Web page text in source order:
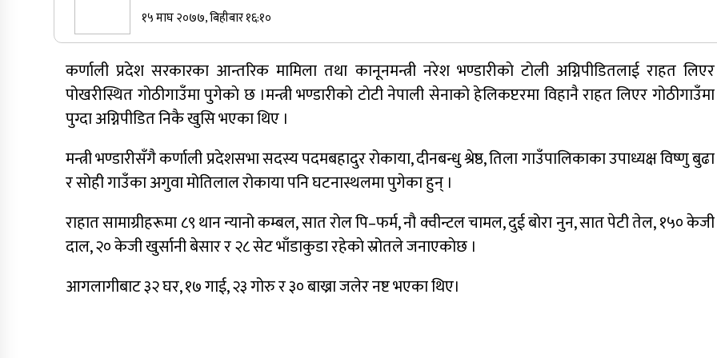
कर्णालीमा कांग्रेसका चार मन्त्रीहरूले दिए
राजीनामा
नृपध्वज निरौलाको इजलासले उक्त निर्णय
खारेजको आदेश गरेको हो ।
नेपाली कांग्रेस जुम्लाका कोषाध्यक्ष पाण्डेको
निधन
दुर्घटना, एकको मृत्यु
१५ माघ २०७७, बिहीबार १६:१०
कर्णाली प्रदेश सरकारका आन्तरिक मामिला तथा कानूनमन्त्री नरेश भण्डारीकाे टाेली अग्निपीडितलाई राहत लिएर
पोखरीस्थित गोठीगाउँमा पुगेकाे छ ।मन्त्री भण्डारीकाे टाेटी नेपाली सेनाको हेलिकप्टरमा विहानै राहत लिएर गोठीगाउँमा
पुग्दा अग्निपीडित निकै खुसि भएका थिए ।
मन्त्री भण्डारीसँगै कर्णाली प्रदेशसभा सदस्य पदमबहादुर रोकाया, दीनबन्धु श्रेष्ठ, तिला गाउँपालिकाका उपाध्यक्ष विष्णु बुढा
र सोही गाउँका अगुवा मोतिलाल रोकाया पनि घटनास्थलमा पुगेका हुन् ।
राहात सामाग्रीहरूमा ८९ थान न्यानो कम्बल, सात रोल पि–फर्म, नौ क्वीन्टल चामल, दुई बोरा नुन, सात पेटी तेल, १५० केजी
दाल, २० केजी खुर्सानी बेसार र २८ सेट भाँडाकुडा रहेकाे स्रोतले जनाएकाेछ ।
आगलागीबाट ३२ घर, १७ गाई, २३ गोरु र ३० बाख्रा जलेर नष्ट भएका थिए।